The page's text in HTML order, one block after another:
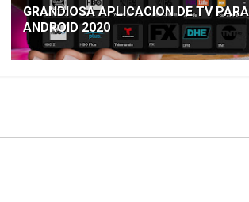
GRANDIOSA APLICACION DE TV PARA
ANDROID 2020